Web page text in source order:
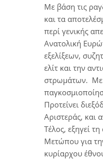
Με βάση τις
και τα
περί γενικής
Ανατολική
εξελίξεων,
ελίτ και την
στρωμάτων. Με
Προτείνει
Αριστεράς, και
Τέλος, εξηγεί
Μετώπου για
κυρίαρχου